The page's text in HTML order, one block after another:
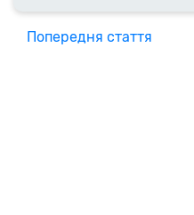
Попередня стаття